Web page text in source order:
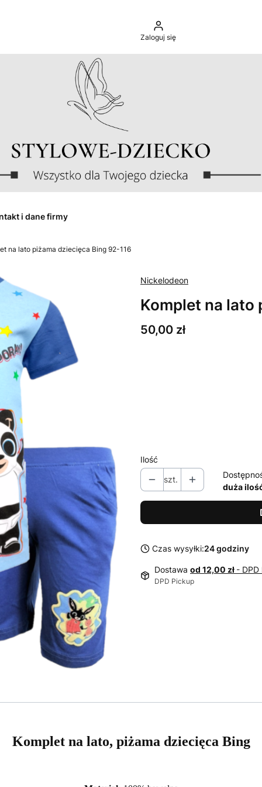
Zaloguj się
i dane firmy
na lato piżama dziecięca Bing 92-116
Nickelodeon
Komplet na lato
Cena
50,00 zł
Ilość
szt.
duża
Czas wysyłki:24 godziny
Dostawa od 12,00 zł - DPD
DPD Pickup
Komplet na lato, piżama dziecięca Bing